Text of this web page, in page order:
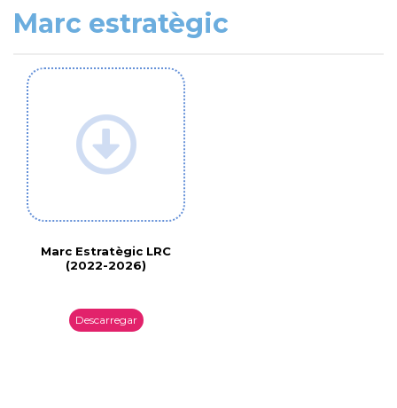
Marc estratègic
Marc Estratègic LRC
(2022-2026)
Descarregar